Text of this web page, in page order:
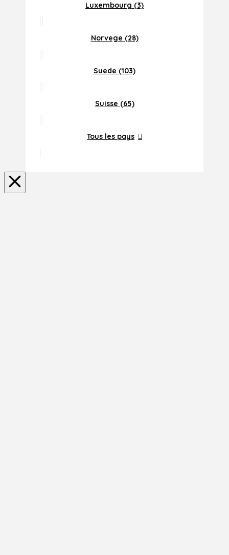
Luxembourg (3)
Norvege (28)
Suede (103)
Suisse (65)
Tous les pays